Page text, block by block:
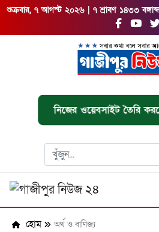
শুক্রবার, ৭ আগস্ট ২০২৬ | ৭ শ্রাবণ ১৪৩৩
নিজের ওয়েবসাইট তৈরি
হোম অর্থ ও বাণিজ্য